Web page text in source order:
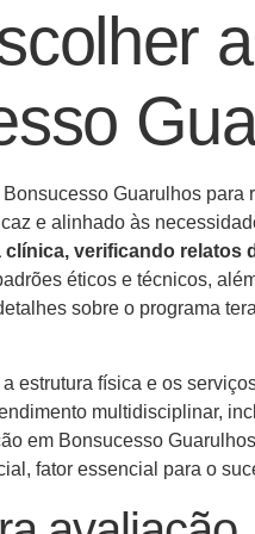
Guarulhos
e alinhado às
verificando
éticos e técnicos,
sobre o programa
estrutura física e os
multidisciplinar,
em Bonsucesso
fator essencial para o